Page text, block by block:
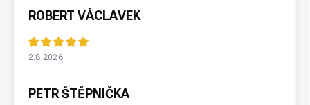
ROBERT VÁCLAVEK
2.8.2026
PETR ŠTĚPNIČKA